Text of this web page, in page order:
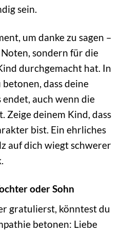
sein.
um danke zu sagen –
sondern für die
durchgemacht hat. In
dass deine
auch wenn die
Zeige deinem Kind, dass
bist. Ein ehrliches
auf dich wiegt schwerer
oder Sohn
gratulierst, könntest du
betonen: Liebe